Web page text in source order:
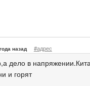
назад #адрес
дело в
и горят